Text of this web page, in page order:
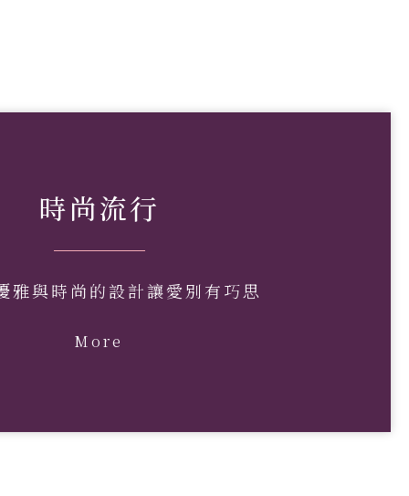
時尚流行
雅與時尚的設計讓愛別有巧思
More